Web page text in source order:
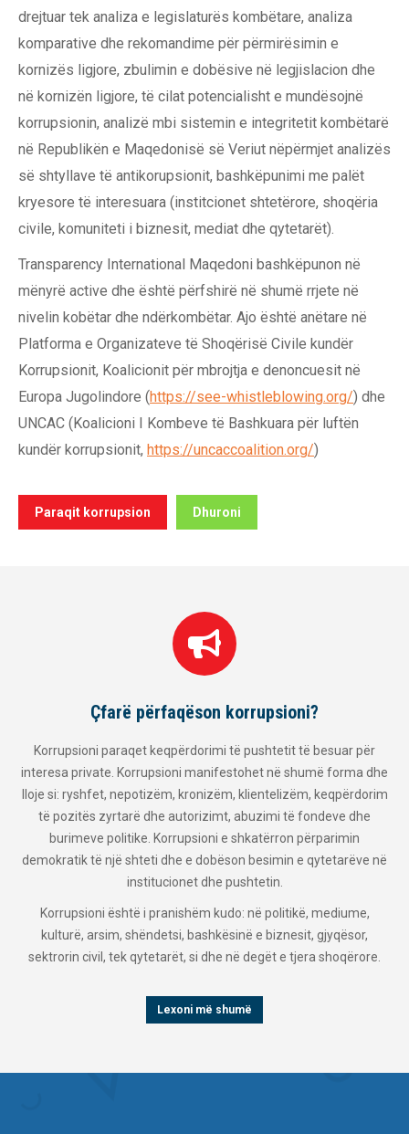
drejtuar tek analiza e legislaturës kombëtare, analiza
komparative dhe rekomandime për përmirësimin e
kornizës ligjore, zbulimin e dobësive në legjislacion dhe
në kornizën ligjore, të cilat potencialisht e mundësojnë
korrupsionin, analizë mbi sistemin e integritetit kombëtarë
në Republikën e Maqedonisë së Veriut nëpërmjet analizës
së shtyllave të antikorupsionit, bashkëpunimi me palët
kryesore të interesuara (institcionet shtetërore, shoqëria
civile, komuniteti i biznesit, mediat dhe qytetarët).
Transparency International Maqedoni bashkëpunon në
mënyrë active dhe është përfshirë në shumë rrjete në
nivelin kobëtar dhe ndërkombëtar. Ajo është anëtare në
Platforma e Organizateve të Shoqërisë Civile kundër
Korrupsionit, Koalicionit për mbrojtja e denoncuesit në
Europa Jugolindore (https://see-whistleblowing.org/) dhe
UNCAC (Koalicioni I Kombeve të Bashkuara për luftën
kundër korrupsionit, https://uncaccoalition.org/)
Paraqit korrupsion Dhuroni
dhe
në
Missioni i Transparency International –
Missioni i Transparency International Maqedoni
synon për politikat dhe ligjet të cilat do të ndryshojnë
çrrënjosin dhe parandalojnë korrupsionin. Si pjesë e
global për luftë kundër korrupsionit, Transparency
vazhdimisht ndërton koalicione dhe rrjete me partnerë
organizata të tjera për të arritur visioni e vet për një
sistem të lirë nga korrupsioni dhe vetëdije qytetare të
kundërshtojnë korrupsionin. Qelimi i Transparency
Maqedoni është vendosja e sistemit të sundimit të ligjit
sundimit të korrupsionit.
Lexoni më shumë